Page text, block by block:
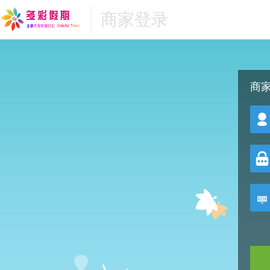
商家登录
商